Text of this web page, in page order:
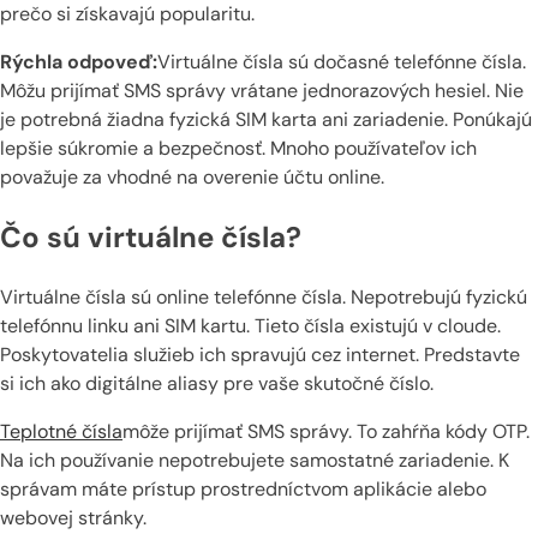
prečo si získavajú popularitu.
Rýchla odpoveď:Virtuálne čísla sú dočasné telefónne čísla.
Môžu prijímať SMS správy vrátane jednorazových hesiel. Nie
je potrebná žiadna fyzická SIM karta ani zariadenie. Ponúkajú
lepšie súkromie a bezpečnosť. Mnoho používateľov ich
považuje za vhodné na overenie účtu online.
Čo sú virtuálne čísla?
Virtuálne čísla sú online telefónne čísla. Nepotrebujú fyzickú
telefónnu linku ani SIM kartu. Tieto čísla existujú v cloude.
Poskytovatelia služieb ich spravujú cez internet. Predstavte
si ich ako digitálne aliasy pre vaše skutočné číslo.
Teplotné číslamôže prijímať SMS správy. To zahŕňa kódy OTP.
Na ich používanie nepotrebujete samostatné zariadenie. K
správam máte prístup prostredníctvom aplikácie alebo
webovej stránky.